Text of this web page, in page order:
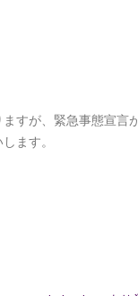
すが、緊急事態宣言
ます。